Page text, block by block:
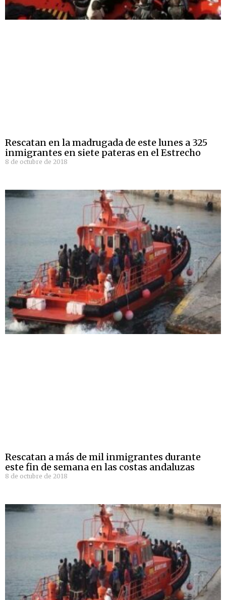
Rescatan en la madrugada de este lunes a 325
inmigrantes en siete pateras en el Estrecho
8 de octubre de 2018
Rescatan a más de mil inmigrantes durante
este fin de semana en las costas andaluzas
8 de octubre de 2018